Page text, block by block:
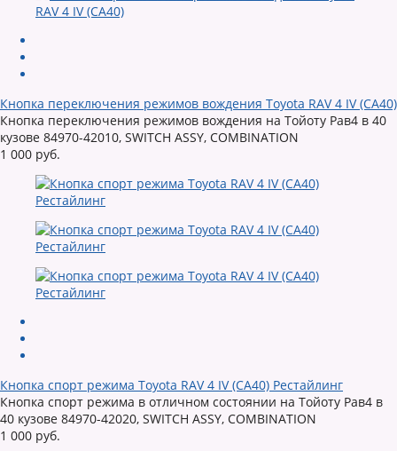
Кнопка переключения режимов вождения Toyota RAV 4 IV (CA40)
Кнопка переключения режимов вождения на Тойоту Рав4 в 40
кузове 84970-42010, SWITCH ASSY, COMBINATION
1 000 руб.
Кнопка спорт режима Toyota RAV 4 IV (CA40) Рестайлинг
Кнопка спорт режима в отличном состоянии на Тойоту Рав4 в
40 кузове 84970-42020, SWITCH ASSY, COMBINATION
1 000 руб.